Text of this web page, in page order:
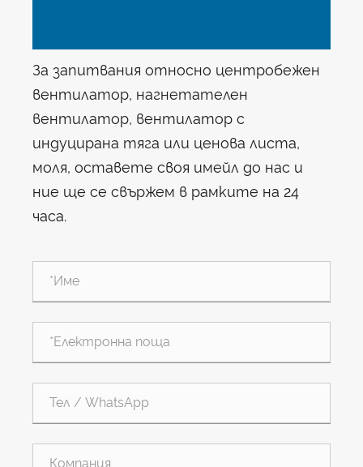
За запитвания относно центробежен
вентилатор, нагнетателен
вентилатор, вентилатор с
индуцирана тяга или ценова листа,
моля, оставете своя имейл до нас и
ние ще се свържем в рамките на 24
часа.